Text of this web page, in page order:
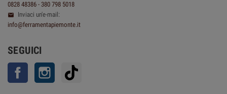
0828 48386 - 380 798 5018

Inviaci un'e-mail:
info@ferramentapiemonte.it
SEGUICI
Facebook Instagram